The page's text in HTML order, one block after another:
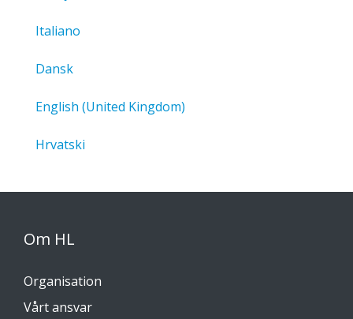
Italiano
Dansk
English (United Kingdom)
Hrvatski
Om HL
Organisation
Vårt ansvar